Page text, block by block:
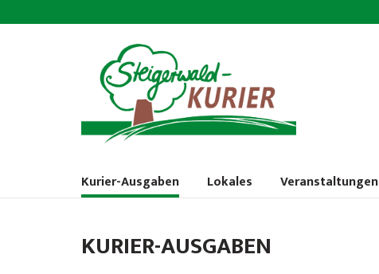
Kurier-Ausgaben Lokales Veranstaltungen
KURIER-AUSGABEN